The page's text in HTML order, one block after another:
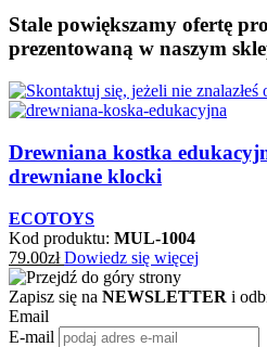
Stale powiększamy ofertę
prezentowaną w naszym
Drewniana kostka
drewniane klocki
ECOTOYS
Kod produktu: MUL-1004
79.00zł Dowiedz się więcej
Zapisz się na NEWSLETTER i
Email
E-mail